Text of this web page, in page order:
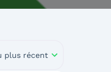
plus récent